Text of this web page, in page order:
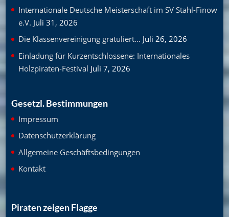
Internationale Deutsche Meisterschaft im SV Stahl-Finow
e.V. Juli 31, 2026
Die Klassenvereinigung gratuliert… Juli 26, 2026
Einladung für Kurzentschlossene: Internationales
Holzpiraten-Festival Juli 7, 2026
Gesetzl. Bestimmungen
Impressum
Datenschutzerklärung
Allgemeine Geschäftsbedingungen
Kontakt
Piraten zeigen Flagge